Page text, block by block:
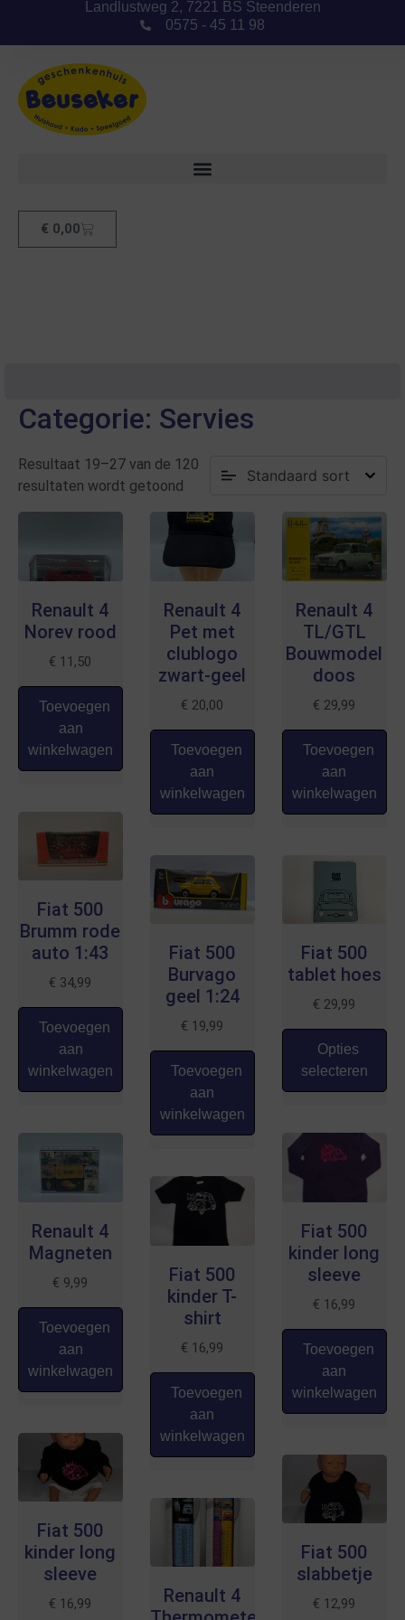
Landlustweg 2, 7221 BS Steenderen
0575 - 45 11 98
€ 0,00
Categorie: Servies
Resultaat 19–27 van de 120
resultaten wordt getoond
Renault 4
Norev rood
€ 11,50
Toevoegen
aan
winkelwagen
Renault 4
Pet met
clublogo
zwart-geel
€ 20,00
Toevoegen
aan
winkelwagen
Renault 4
TL/GTL
Bouwmodel
doos
€ 29,99
Toevoegen
aan
winkelwagen
Fiat 500
Brumm rode
auto 1:43
€ 34,99
Toevoegen
aan
winkelwagen
Fiat 500
Burvago
geel 1:24
€ 19,99
Toevoegen
aan
winkelwagen
Fiat 500
tablet hoes
€ 29,99
Opties
selecteren
Renault 4
Magneten
€ 9,99
Toevoegen
aan
winkelwagen
Fiat 500
kinder long
sleeve
€ 16,99
Toevoegen
aan
winkelwagen
Fiat 500
kinder T-
shirt
€ 16,99
Toevoegen
aan
winkelwagen
Fiat 500
kinder long
sleeve
€ 16,99
Fiat 500
slabbetje
€ 12,99
Renault 4